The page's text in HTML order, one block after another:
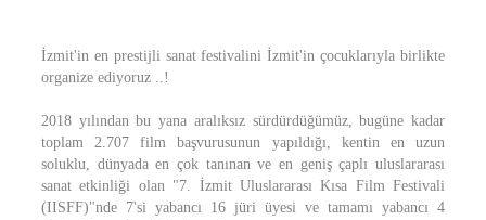
İzmit'in en prestijli sanat festivalini İzmit'in çocuklarıyla birlikte
organize ediyoruz ..!
2018 yılından bu yana aralıksız sürdürdüğümüz, bugüne kadar
toplam 2.707 film başvurusunun yapıldığı, kentin en uzun
soluklu, dünyada en çok tanınan ve en geniş çaplı uluslararası
sanat etkinliği olan "7. İzmit Uluslararası Kısa Film Festivali
(IISFF)"nde 7'si yabancı 16 jüri üyesi ve tamamı yabancı 4